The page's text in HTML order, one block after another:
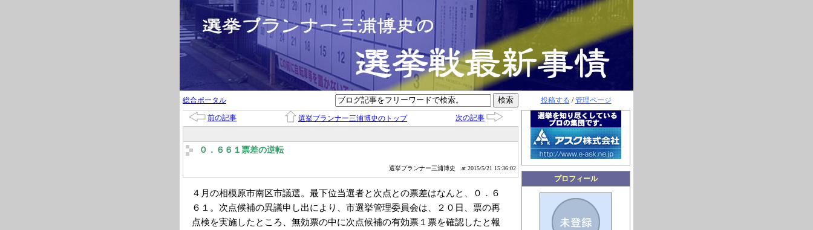
投稿する /管理ページ
プロフィール
総合ポータル
前の記事 選挙プランナー三浦博史のトップ 次の記事
０．６６１票差の逆転
選挙プランナー三浦博史 at 2015/5/21 15:36:02
４月の相模原市南区市議選。最下位当選者と次点との票差はなんと、０．６
６１。次点候補の異議申し出により、市選挙管理委員会は、２０日、票の再
点検を実施したところ、無効票の中に次点候補の有効票１票を確認したと報